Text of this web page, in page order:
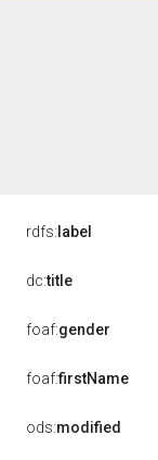
rdfs: label
dc:title
foaf:gender
foaf:firstName
ods:modified